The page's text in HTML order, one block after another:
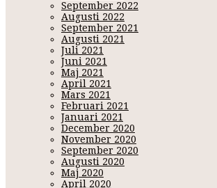
September 2022
Augusti 2022
September 2021
Augusti 2021
Juli 2021
Juni 2021
Maj 2021
April 2021
Mars 2021
Februari 2021
Januari 2021
December 2020
November 2020
September 2020
Augusti 2020
Maj 2020
April 2020